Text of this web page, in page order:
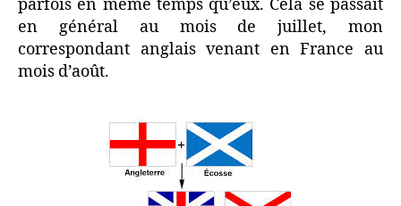
parfois en même temps qu’eux. Cela se passait
en général au mois de juillet, mon
correspondant anglais venant en France au
mois d’août.